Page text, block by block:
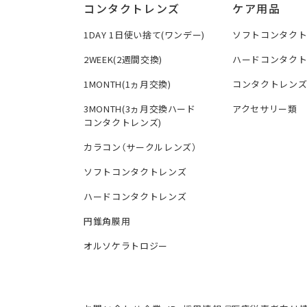
コンタクトレンズ
1DAY 1日使い捨て(ワンデー)
2WEEK(2週間交換)
1MONTH(1ヵ月交換)
3MONTH(3ヵ月交換ハード
コンタクトレンズ)
カラコン（サークルレンズ）
ソフトコンタクトレンズ
ハードコンタクトレンズ
円錐角膜用
オルソケラトロジー
ケア用品
ソフトコンタク
ハードコンタク
コンタクトレン
アクセサリー類